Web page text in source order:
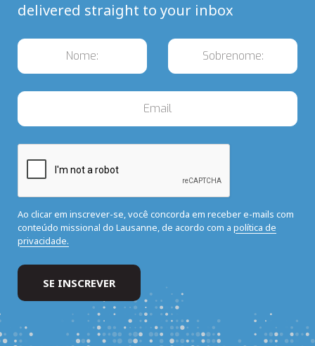
delivered straight to your inbox
Ao clicar em inscrever-se, você concorda em receber e-mails com
conteúdo missional do Lausanne, de acordo com a política de
privacidade.